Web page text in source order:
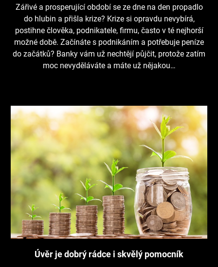
Zářivé a prosperující období se ze dne na den propadlo
do hlubin a přišla krize? Krize si opravdu nevybírá,
postihne člověka, podnikatele, firmu, často v té nejhorší
možné době. Začínáte s podnikáním a potřebuje peníze
do začátků? Banky vám už nechtějí půjčit, protože zatím
moc nevyděláváte a máte už nějakou…
Úvěr je dobrý rádce i skvělý pomocník